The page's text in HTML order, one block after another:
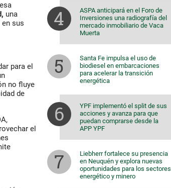
una
sus
para el
no fluye
de
el
ASPA anticipará en el Foro de
Inversiones una radiografía del
mercado inmobiliario de Vaca
Muerta
Santa Fe impulsa el uso de
biodiesel en embarcaciones
para acelerar la transición
energética
YPF implementó el split de sus
acciones y avanza para que
puedan comprarse desde la
APP YPF
Liebherr fortalece su presencia
en Neuquén y explora nuevas
oportunidades para los sectores
energético y minero